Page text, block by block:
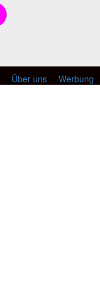
Über uns Werbung